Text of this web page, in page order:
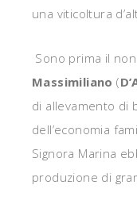
una viticoltura
Sono prima il
Massimiliano (
di allevamento di
dell’economia
Signora Marina
produzione di